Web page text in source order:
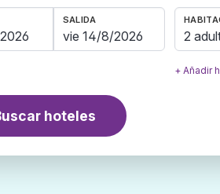
SALIDA
2
+ Añadir
hoteles